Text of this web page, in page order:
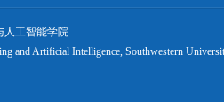
人工智能学院
and Artificial Intelligence, Southwestern